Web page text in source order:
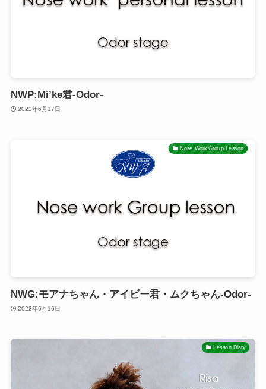
NWP:Mi’ke君-Odor-
2022年6月17日
Nose Work Group Lesson
NWG:モアナちゃん・アイビー君・ムクちゃん-Odor-
2022年6月16日
Lesson Diary